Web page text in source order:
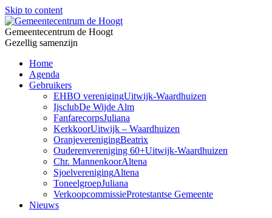
Skip to content
Gemeentecentrum de Hoogt
Gezellig samenzijn
Home
Agenda
Gebruikers
EHBO verenigingUitwijk-Waardhuizen
IjsclubDe Wijde Alm
FanfarecorpsJuliana
KerkkoorUitwijk – Waardhuizen
OranjeverenigingBeatrix
Ouderenvereniging 60+Uitwijk-Waardhuizen
Chr. MannenkoorAltena
SjoelverenigingAltena
ToneelgroepJuliana
VerkoopcommissieProtestantse Gemeente
Nieuws